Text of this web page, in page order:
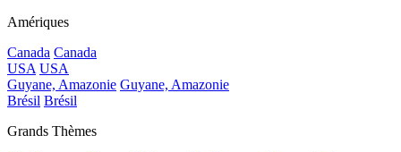
Amériques
Canada Canada
USA USA
Guyane, Amazonie Guyane, Amazonie
Brésil Brésil
Grands Thèmes